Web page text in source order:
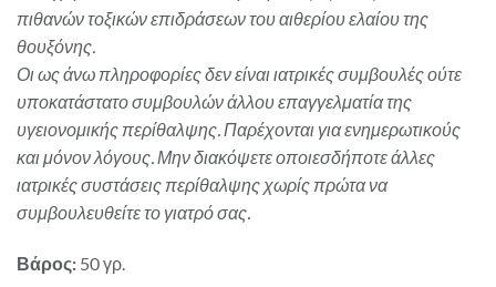
πιθανών τοξικών επιδράσεων του αιθερίου ελαίου της
θουξόνης.
Οι ως άνω πληροφορίες δεν είναι ιατρικές συμβουλές ούτε
υποκατάστατο συμβουλών άλλου επαγγελματία της
υγειονομικής περίθαλψης. Παρέχονται για ενημερωτικούς
και μόνον λόγους. Μην διακόψετε οποιεσδήποτε άλλες
ιατρικές συστάσεις περίθαλψης χωρίς πρώτα να
συμβουλευθείτε το γιατρό σας.
Βάρος: 50 γρ.